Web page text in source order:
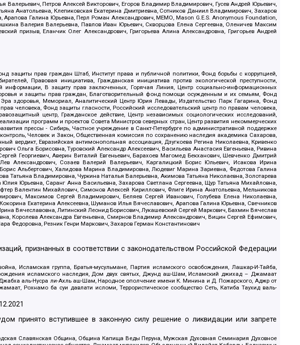
Петров Алексей Викторович, Егоров Владимир Владимирович, Гусев Андрей Юрьевич,
Анатольевна, Клепиковская Екатерина Дмитриевна, Сотников Даниил Владимирович, Захаров
Арапова Галина Юрьевна, Перл Роман Александрович, МЕМО, Mason G.E.S. Anonymous Foundation,
Валерия Валерьевна, Павлов Иван Юрьевич, Скворцова Елена Сергеевна, Оленичев Максим
призыв, Еланчик Олег Александрович, Григорьева Алина Александровна, Григорьев Андрей
защиты прав граждан Штаб, Институт права и публичной политики, Фонд борьбы с коррупцией,
Правовая инициатива, Гражданская инициатива против экологической преступности,
информации, В защиту прав заключенных, Горячая Линия, Центр социально-информационных
и защиты прав граждан, Благотворительный фонд помощи осужденным и их семьям, Фонд
здоровья, Мемориал, Аналитический Центр Юрия Левады, Издательство Парк Гагарина, Фонд
человека, Фонд защиты гласности, Российский исследовательский центр по правам человека,
центр, Гражданское действие, Центр независимых социологических исследований,
программ и проектов Совета Министров северных стран, Центр развития некоммерческих
прессы - Сибирь, Частное учреждение в Санкт-Петербурге по административной поддержке
Человек и Закон, Общественная комиссия по сохранению наследия академика Сахарова,
вердикт, Евразийская антимонопольная ассоциация, Дзугкоева Регина Николаевна, Кривенко
Ольга Борисовна, Туровский Александр Алексеевич, Васильева Анастасия Евгеньевна, Ривина
Георгиевич, Аверин Виталий Евгеньевич, Барахоев Магомед Бекханович, Шевченко Дмитрий
Александрович, Созаев Валерий Валерьевич, Каргалицкий Борис Юльевич, Исакова Ирина
Альбертович, Халидова Марина Владимировна, Людевиг Марина Зариевна, Федотова Галина
Татьяна Владимировна, Чуркина Наталья Валерьевна, Акимова Татьяна Николаевна, Золотарева
Юрьевна, Саранг Анна Васильевна, Захарова Светлана Сергеевна, Щур Татьяна Михайловна,
Валентин Михайлович, Симонов Алексей Кириллович, Флиге Ирина Анатольевна, Мельникова
Максимов Сергей Владимирович, Беляев Сергей Иванович, Голубева Елена Николаевна,
Екатерина Алексеевна, Шуманов Илья Вячеславович, Арапова Галина Юрьевна, Свечников
Вячеславовна, Литинский Леонид Борисович, Лукашевский Сергей Маркович, Бахмин Вячеслав
Королева Александра Евгеньевна, Смирнов Владимир Александрович, Вицин Сергей Ефимович,
Федоровна, Резник Генри Маркович, Захаров Герман Константинович
признанных в соответствии с законодательством Российской Федерации
Исламская группа, Братья-мусульмане, Партия исламского освобождения, Лашкар-И-Тайба,
исламского наследия, Дом двух святых, Джунд аш-Шам, Исламский джихад – Джамаат
аль-Нусра ли-Ахль аш-Шам, Народное ополчение имени К. Минина и Д. Пожарского, Аджр от
Рохнамо ба суи давлати исломи, Террористическое сообщество Сеть, Катиба Таухид валь-
принято вступившее в законную силу решение о ликвидации или запрете
Славянская Община, Община Капища Веды Перуна, Мужская Духовная Семинария Духовное